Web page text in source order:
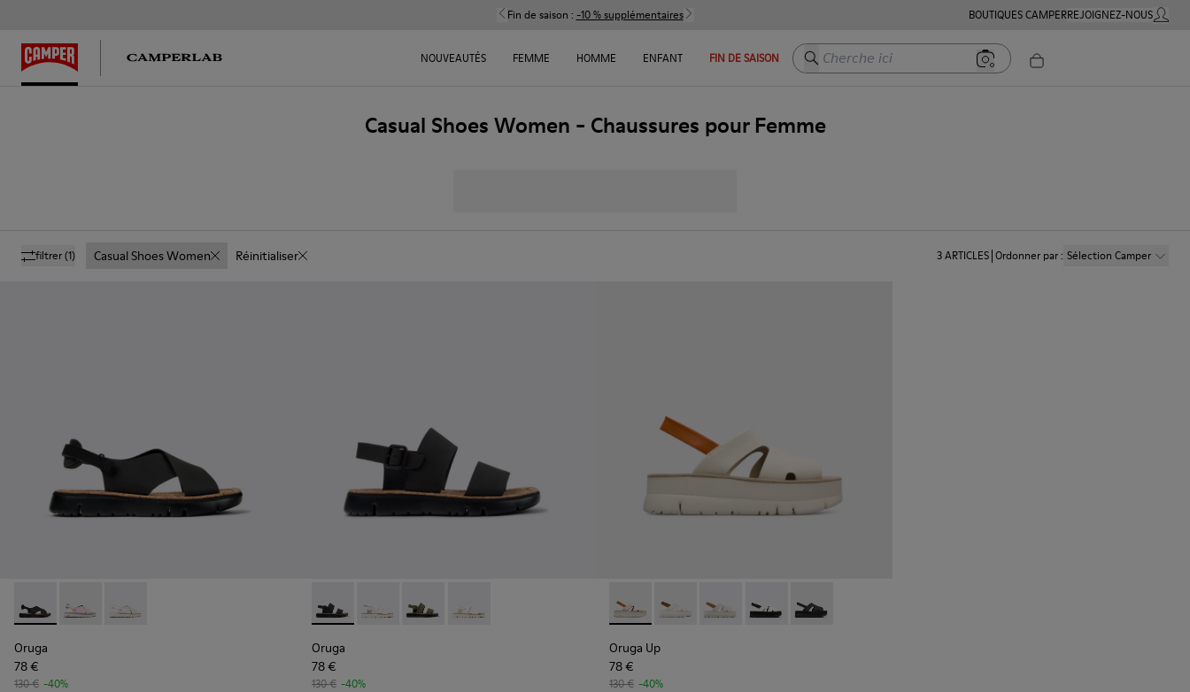
Fin de saison : -10 % supplémentaires BOUTIQUES CAMPERREJOIGNEZ-NOUSMON
NOUVEAUTÉS FEMME HOMME ENFANT FIN DE SAISON Cherche ici
Casual Shoes Women - Chaussures pour Femme
filtrer(1) Casual Shoes Women Réinitialiser 3ARTICLES Ordonner par: Sélection Camper
Oruga - K200157-022 - Sandales en cuir et textile noires Pour femme.
Oruga - K200157-057
Oruga - K200157-046
Oruga
78 €
130 € -40%
Oruga - K201038-001 - Sandales en cuir noir Pour femme.
Oruga - K201038-018
Oruga - K201038-016
Oruga - K201038-015
Oruga
78 €
130 € -40%
Oruga Up - K200848-005 - Beige
Oruga Up - K200848-015
Oruga Up - K200848-014
Oruga Up - K200848-013
Oruga Up - K200848-012
Oruga Up
78 €
130 € -40%